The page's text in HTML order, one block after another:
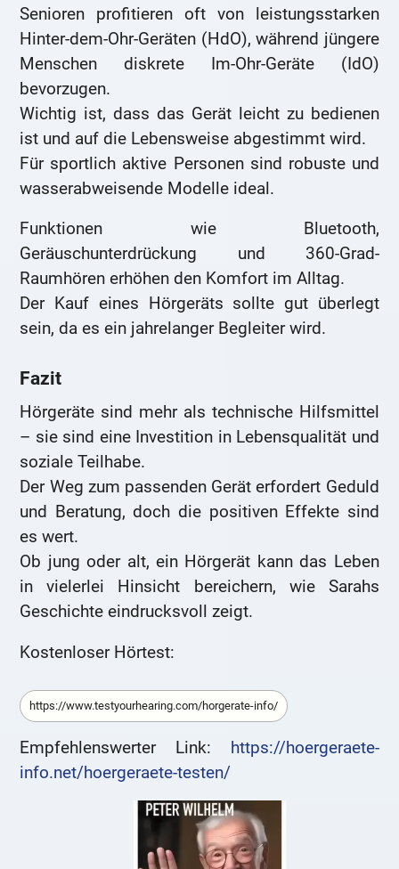
Senioren profitieren oft von leistungsstarken
Hinter-dem-Ohr-Geräten (HdO), während jüngere
Menschen diskrete Im-Ohr-Geräte (IdO)
bevorzugen.
Wichtig ist, dass das Gerät leicht zu bedienen
ist und auf die Lebensweise abgestimmt wird.
Für sportlich aktive Personen sind robuste und
wasserabweisende Modelle ideal.
Funktionen wie Bluetooth,
Geräuschunterdrückung und 360-Grad-
Raumhören erhöhen den Komfort im Alltag.
Der Kauf eines Hörgeräts sollte gut überlegt
sein, da es ein jahrelanger Begleiter wird.
Fazit
Hörgeräte sind mehr als technische Hilfsmittel
– sie sind eine Investition in Lebensqualität und
soziale Teilhabe.
Der Weg zum passenden Gerät erfordert Geduld
und Beratung, doch die positiven Effekte sind
es wert.
Ob jung oder alt, ein Hörgerät kann das Leben
in vielerlei Hinsicht bereichern, wie Sarahs
Geschichte eindrucksvoll zeigt.
Kostenloser Hörtest:
https://www.testyourhearing.com/horgerate-info/
Empfehlenswerter Link: https://hoergeraete-
info.net/hoergeraete-testen/